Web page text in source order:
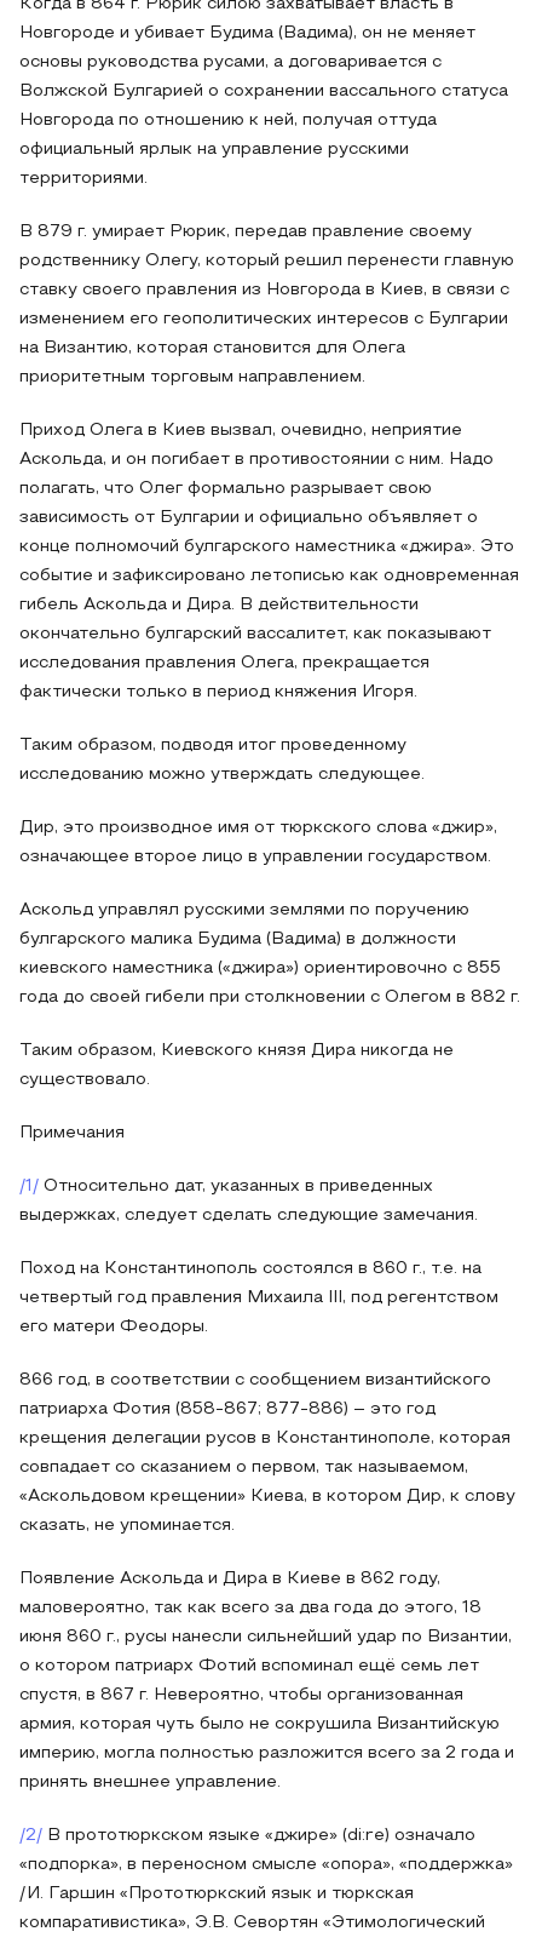
Когда в 864 г. Рюрик силою захватывает власть в
Новгороде и убивает Будима (Вадима), он не меняет
основы руководства русами, а договаривается с
Волжской Булгарией о сохранении вассального статуса
Новгорода по отношению к ней, получая оттуда
официальный ярлык на управление русскими
территориями.
В 879 г. умирает Рюрик, передав правление своему
родственнику Олегу, который решил перенести главную
ставку своего правления из Новгорода в Киев, в связи с
изменением его геополитических интересов с Булгарии
на Византию, которая становится для Олега
приоритетным торговым направлением.
Приход Олега в Киев вызвал, очевидно, неприятие
Аскольда, и он погибает в противостоянии с ним. Надо
полагать, что Олег формально разрывает свою
зависимость от Булгарии и официально объявляет о
конце полномочий булгарского наместника «джира». Это
событие и зафиксировано летописью как одновременная
гибель Аскольда и Дира. В действительности
окончательно булгарский вассалитет, как показывают
исследования правления Олега, прекращается
фактически только в период княжения Игоря.
Таким образом, подводя итог проведенному
исследованию можно утверждать следующее.
Дир, это производное имя от тюркского слова «джир»,
означающее второе лицо в управлении государством.
Аскольд управлял русскими землями по поручению
булгарского малика Будима (Вадима) в должности
киевского наместника («джира») ориентировочно с 855
года до своей гибели при столкновении с Олегом в 882 г.
Таким образом, Киевского князя Дира никогда не
существовало.
Примечания
/1/ Относительно дат, указанных в приведенных
выдержках, следует сделать следующие замечания.
Поход на Константинополь состоялся в 860 г., т.е. на
четвертый год правления Михаила III, под регентством
его матери Феодоры.
866 год, в соответствии с сообщением византийского
патриарха Фотия (858-867; 877-886) – это год
крещения делегации русов в Константинополе, которая
совпадает со сказанием о первом, так называемом,
«Аскольдовом крещении» Киева, в котором Дир, к слову
сказать, не упоминается.
Появление Аскольда и Дира в Киеве в 862 году,
маловероятно, так как всего за два года до этого, 18
июня 860 г., русы нанесли сильнейший удар по Византии,
о котором патриарх Фотий вспоминал ещё семь лет
спустя, в 867 г. Невероятно, чтобы организованная
армия, которая чуть было не сокрушила Византийскую
империю, могла полностью разложится всего за 2 года и
принять внешнее управление.
/2/ В прототюркском языке «джире» (di:re) означало
«подпорка», в переносном смысле «опора», «поддержка»
/И. Гаршин «Прототюркский язык и тюркская
компаративистика», Э.В. Севортян «Этимологический